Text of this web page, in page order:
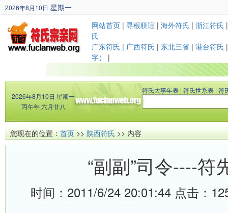
2026年8月10日 星期一
丙午年 六月廿八 网站首页 | 寻根联谊 | 海外符氏 | 浙江符氏
氏
广东符氏 | 广西符氏 | 东北三省 | 港台符氏
字）
|
2026年8月10日 星期一
丙午年 六月廿八
符氏大事年表 | 符氏世系表 | 符
您现在的位置：首页>>陕西符氏>> 内容
“副副”司令----符
时间：2011/6/24 20:01:44 点击：